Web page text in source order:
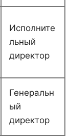
Исполните
льный
директор
Генеральн
ый
директор